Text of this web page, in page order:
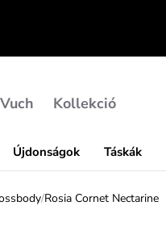
Újdonságok Táskák
Kollekció
/Rosia Cornet Nectarine